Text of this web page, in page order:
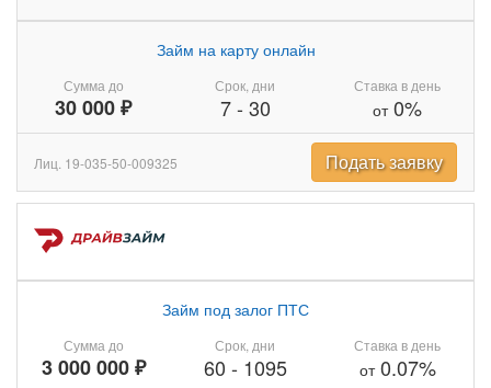
Сумма до
30 000 ₽
Займ на карту онлайн
Срок, дни
7- 30
Ставка в день
от0%
Лиц. 19-035-50-009325 Подать заявку
Сумма до
3 000 000 ₽
Займ под залог ПТС
Срок, дни
60 - 1095
Ставка в день
от0.07%